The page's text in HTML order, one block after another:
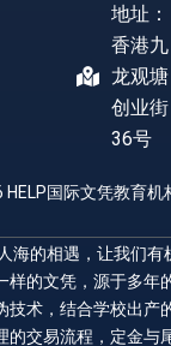
地址：
香港九
龙观塘
创业街
36号
国际文凭教育机
海的相遇，让我们有
的文凭，源于多年
技术，结合学校出产
的交易流程，定金与